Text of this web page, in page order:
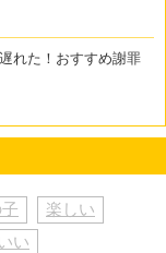
れた！おすすめ謝罪
楽しい
い